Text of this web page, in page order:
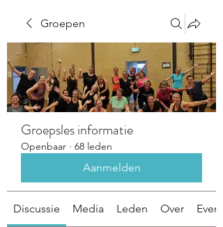
Groepen
Groepsles informatie
Openbaar · 68 leden
Aanmelden
Discussie Media Leden Over